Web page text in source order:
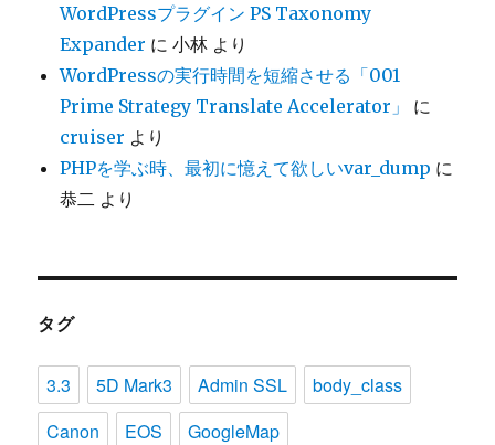
WordPressプラグイン PS Taxonomy
Expander に小林 より
WordPressの実行時間を短縮させる「001
Prime Strategy Translate Accelerator」
に
cruiser より
PHPを学ぶ時、最初に憶えて欲しいvar_dump に
恭二 より
タグ
3.3 5D Mark3 Admin SSL
body_class
Canon
EOS
GoogleMap